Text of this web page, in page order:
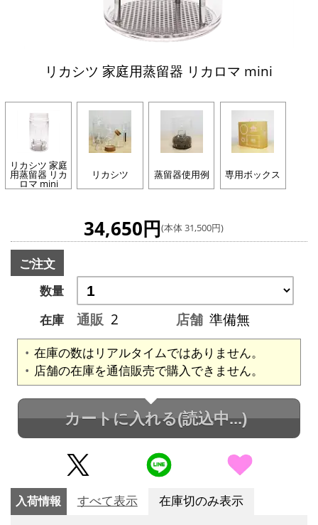
リカシツ 家庭用蒸留器 リカロマ mini
リカシツ 家庭
用蒸留器 リカ
ロマ mini
リカシツ 蒸留器使用例 専用ボックス
34,650円(本体 31,500円)
ご注文
数量
在庫
通販 2 店舗 準備無
在庫の数はリアルタイムではありません。
店舗の在庫を通信販売で購入できません。
カートに入れる(読込中...)
入荷情報 すべて表示 在庫切のみ表示